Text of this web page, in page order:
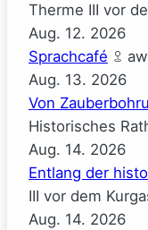
Therme III vor
Aug. 12. 2026
Sprachcafé
Aug. 13. 2026
Von
Historisches
Aug. 14. 2026
Entlang der
III vor dem
Aug. 14. 2026